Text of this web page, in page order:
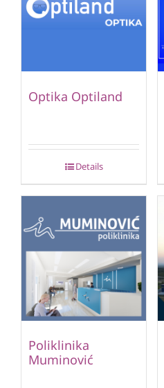
Optika Optiland
Details
Poliklinika
Muminović